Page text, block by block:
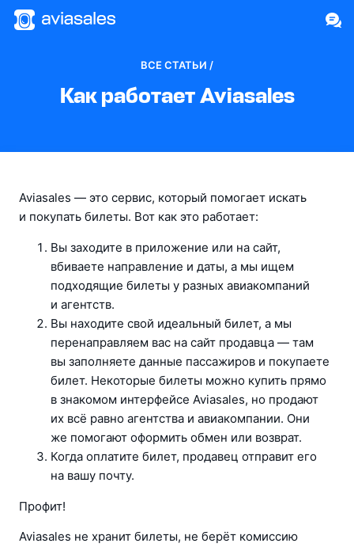
ВСЕ СТАТЬИ /
Как работает Aviasales
Aviasales — это сервис, который помогает искать
и покупать билеты. Вот как это работает:
Вы заходите в приложение или на сайт,
вбиваете направление и даты, а мы ищем
подходящие билеты у разных авиакомпаний
и агентств.
Вы находите свой идеальный билет, а мы
перенаправляем вас на сайт продавца — там
вы заполняете данные пассажиров и покупаете
билет. Некоторые билеты можно купить прямо
в знакомом интерфейсе Aviasales, но продают
их всё равно агентства и авиакомпании. Они
же помогают оформить обмен или возврат.
Когда оплатите билет, продавец отправит его
на вашу почту.
Профит!
Aviasales не хранит билеты, не берёт комиссию